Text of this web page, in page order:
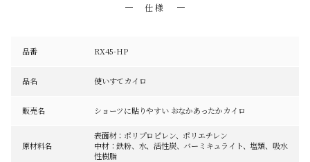
仕様
品番 RX45-HP
品名 使いすてカイロ
販売名 ショーツに貼りやすい おなかあったかカイロ
原材料名
表面材：ポリプロピレン、ポリエチレン
中材：鉄粉、水、活性炭、バーミキュライト、塩類、吸水
性樹脂